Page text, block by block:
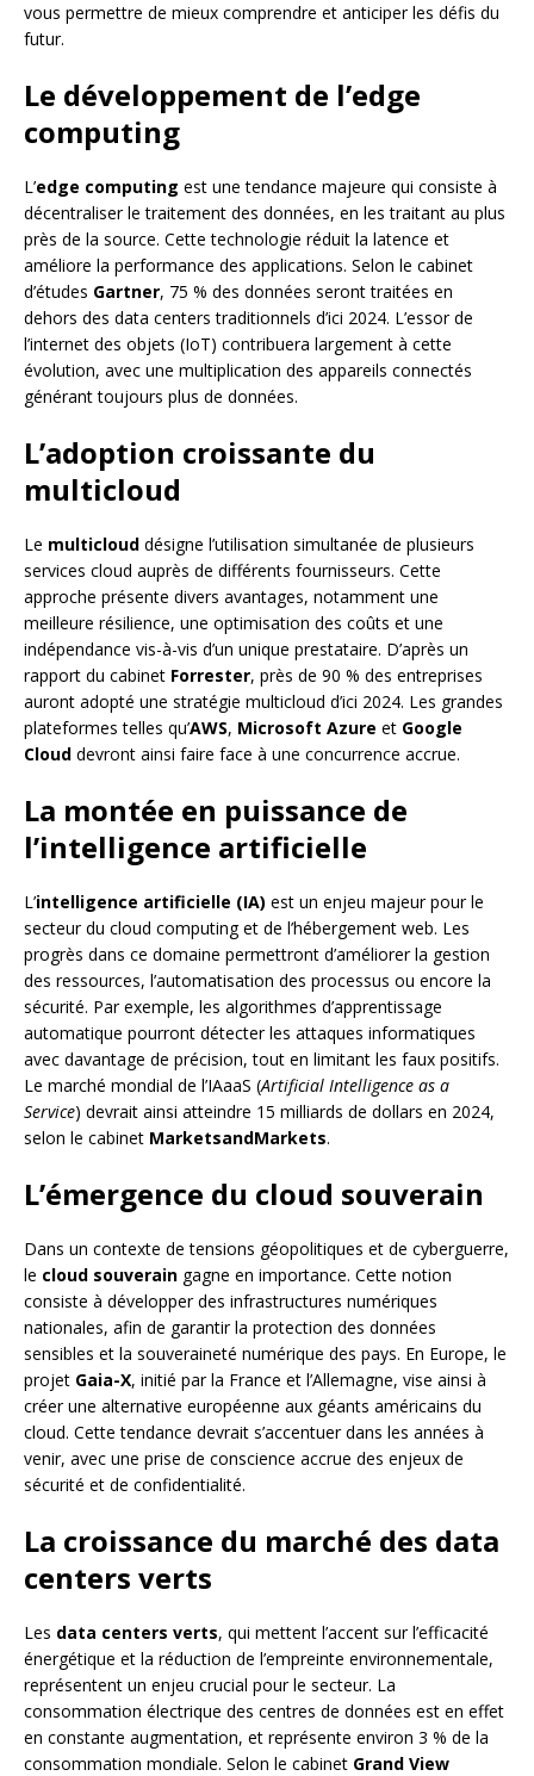
vous permettre de mieux comprendre et anticiper les défis du
futur.
Le développement de l’edge
computing
L’edge computing est une tendance majeure qui consiste à
décentraliser le traitement des données, en les traitant au plus
près de la source. Cette technologie réduit la latence et
améliore la performance des applications. Selon le cabinet
d’études Gartner, 75 % des données seront traitées en
dehors des data centers traditionnels d’ici 2024. L’essor de
l’internet des objets (IoT) contribuera largement à cette
évolution, avec une multiplication des appareils connectés
générant toujours plus de données.
L’adoption croissante du
multicloud
Le multicloud désigne l’utilisation simultanée de plusieurs
services cloud auprès de différents fournisseurs. Cette
approche présente divers avantages, notamment une
meilleure résilience, une optimisation des coûts et une
indépendance vis-à-vis d’un unique prestataire. D’après un
rapport du cabinet Forrester, près de 90 % des entreprises
auront adopté une stratégie multicloud d’ici 2024. Les grandes
plateformes telles qu’AWS, Microsoft Azure et Google
Cloud devront ainsi faire face à une concurrence accrue.
La montée en puissance de
l’intelligence artificielle
L’intelligence artificielle (IA) est un enjeu majeur pour le
secteur du cloud computing et de l’hébergement web. Les
progrès dans ce domaine permettront d’améliorer la gestion
des ressources, l’automatisation des processus ou encore la
sécurité. Par exemple, les algorithmes d’apprentissage
automatique pourront détecter les attaques informatiques
avec davantage de précision, tout en limitant les faux positifs.
Le marché mondial de l’IAaaS (Artificial Intelligence as a
Service) devrait ainsi atteindre 15 milliards de dollars en 2024,
selon le cabinet MarketsandMarkets.
L’émergence du cloud souverain
Dans un contexte de tensions géopolitiques et de cyberguerre,
le cloud souverain gagne en importance. Cette notion
consiste à développer des infrastructures numériques
nationales, afin de garantir la protection des données
sensibles et la souveraineté numérique des pays. En Europe, le
projet Gaia-X, initié par la France et l’Allemagne, vise ainsi à
créer une alternative européenne aux géants américains du
cloud. Cette tendance devrait s’accentuer dans les années à
venir, avec une prise de conscience accrue des enjeux de
sécurité et de confidentialité.
La croissance du marché des data
centers verts
Les data centers verts, qui mettent l’accent sur l’efficacité
énergétique et la réduction de l’empreinte environnementale,
représentent un enjeu crucial pour le secteur. La
consommation électrique des centres de données est en effet
en constante augmentation, et représente environ 3 % de la
consommation mondiale. Selon le cabinet Grand View